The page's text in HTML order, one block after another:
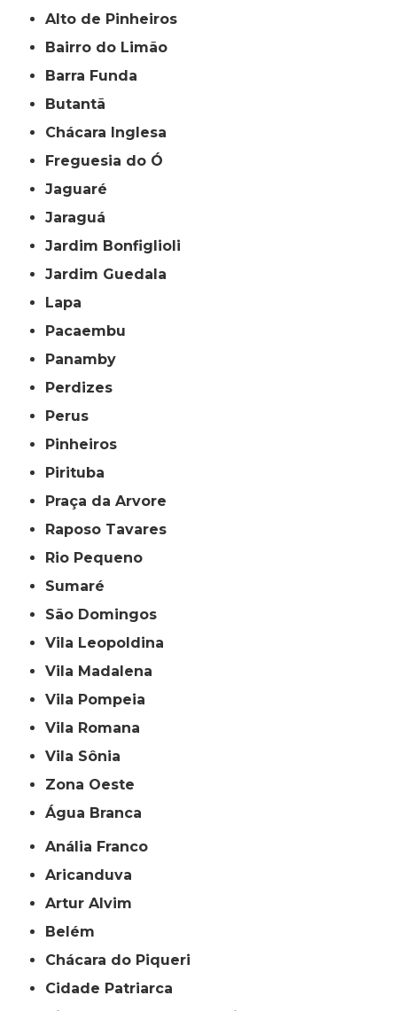
Alto de Pinheiros
Bairro do Limão
Barra Funda
Butantã
Chácara Inglesa
Freguesia do Ó
Jaguaré
Jaraguá
Jardim Bonfiglioli
Jardim Guedala
Lapa
Pacaembu
Panamby
Perdizes
Perus
Pinheiros
Pirituba
Praça da Arvore
Raposo Tavares
Rio Pequeno
Sumaré
São Domingos
Vila Leopoldina
Vila Madalena
Vila Pompeia
Vila Romana
Vila Sônia
Zona Oeste
Água Branca
Anália Franco
Aricanduva
Artur Alvim
Belém
Chácara do Piqueri
Cidade Patriarca